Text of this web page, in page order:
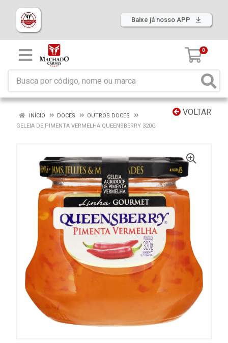
Baixe já nosso APP
0
VOLTAR
INÍCIO DOCES
OUTROS DOCES
GELEIA DE PIMENTA VERMELHA QUEENSBERRY 320G